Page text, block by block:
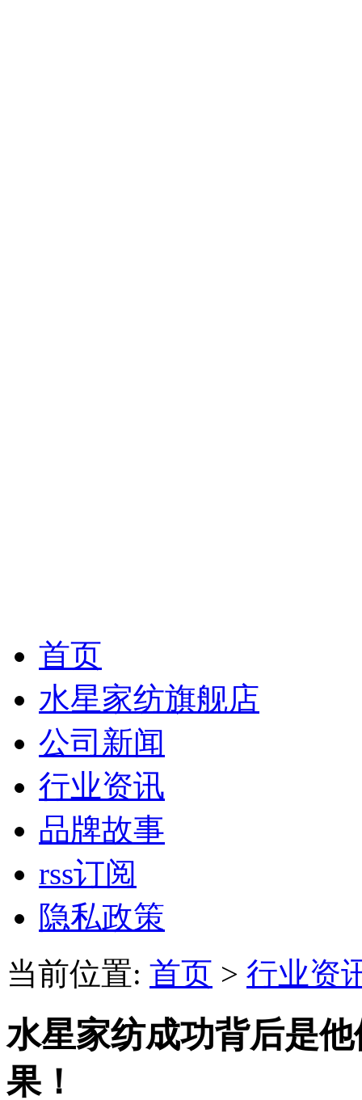
首页
水星家纺旗舰店
公司新闻
行业资讯
品牌故事
rss订阅
隐私政策
当前位置: 首页 > 行业资
水星家纺成功背后是
果！